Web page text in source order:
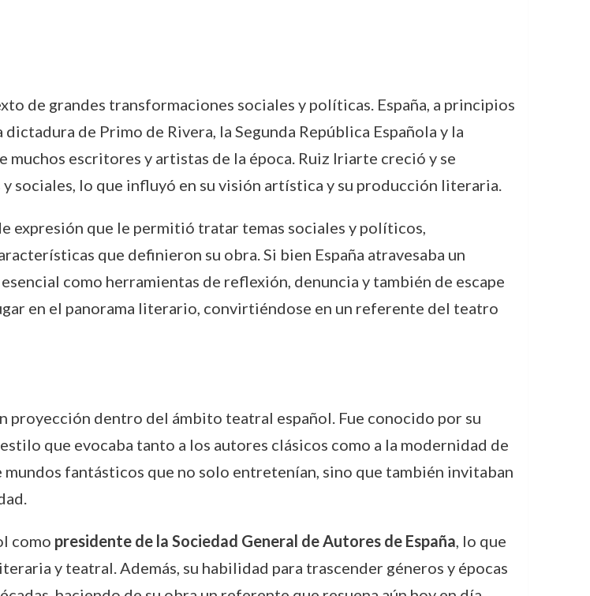
de grandes transformaciones sociales y políticas. España, a principios
de Primo de Rivera, la Segunda República Española y la
escritores y artistas de la época. Ruiz Iriarte creció y se
sociales, lo que influyó en su visión artística y su producción literaria.
expresión que le permitió tratar temas sociales y políticos,
que definieron su obra. Si bien España atravesaba un
como herramientas de reflexión, denuncia y también de escape
en el panorama literario, convirtiéndose en un referente del teatro
proyección dentro del ámbito teatral español. Fue conocido por su
que evocaba tanto a los autores clásicos como a la modernidad de
fantásticos que no solo entretenían, sino que también invitaban
como presidente de la Sociedad General de Autores de España, lo que
y teatral. Además, su habilidad para trascender géneros y épocas